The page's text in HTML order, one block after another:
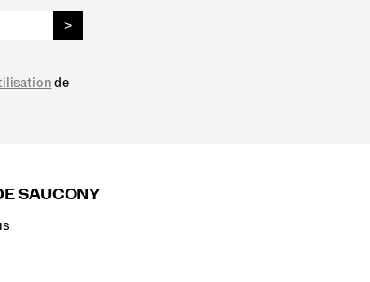
>
de
SAUCONY